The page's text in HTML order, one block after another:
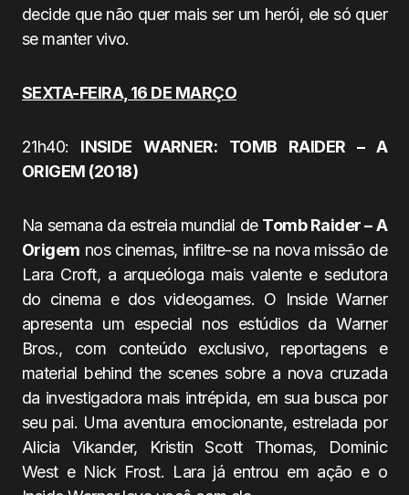
decide que não quer mais ser um herói, ele só quer
se manter vivo.
SEXTA-FEIRA, 16 DE MARÇO
21h40: INSIDE WARNER: TOMB RAIDER – A
ORIGEM (2018)
Na semana da estreia mundial de Tomb Raider – A
Origem nos cinemas, infiltre-se na nova missão de
Lara Croft, a arqueóloga mais valente e sedutora
do cinema e dos videogames. O Inside Warner
apresenta um especial nos estúdios da Warner
Bros., com conteúdo exclusivo, reportagens e
material behind the scenes sobre a nova cruzada
da investigadora mais intrépida, em sua busca por
seu pai. Uma aventura emocionante, estrelada por
Alicia Vikander, Kristin Scott Thomas, Dominic
West e Nick Frost. Lara já entrou em ação e o